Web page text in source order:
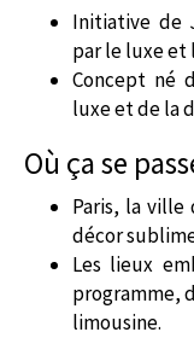
Initiative de
par le luxe
Concept né
luxe et de la
Où ça se
Paris, la
décor
Les lieux
programme,
limousine.